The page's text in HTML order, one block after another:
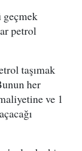
petrol
taşımak
her
ve 1